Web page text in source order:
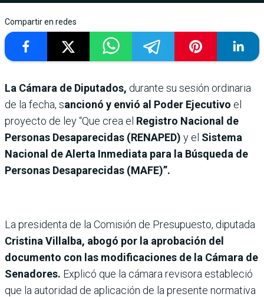
Compartir en redes
La Cámara de Diputados, durante su sesión ordinaria
de la fecha, sancionó y envió al Poder Ejecutivo el
proyecto de ley “Que crea el Registro Nacional de
Personas Desaparecidas (RENAPED) y el Sistema
Nacional de Alerta Inmediata para la Búsqueda de
Personas Desaparecidas (MAFE)”.
La presidenta de la Comisión de Presupuesto, diputada
Cristina Villalba, abogó por la aprobación del
documento con las modificaciones de la Cámara de
Senadores. Explicó que la cámara revisora estableció
que la autoridad de aplicación de la presente normativa